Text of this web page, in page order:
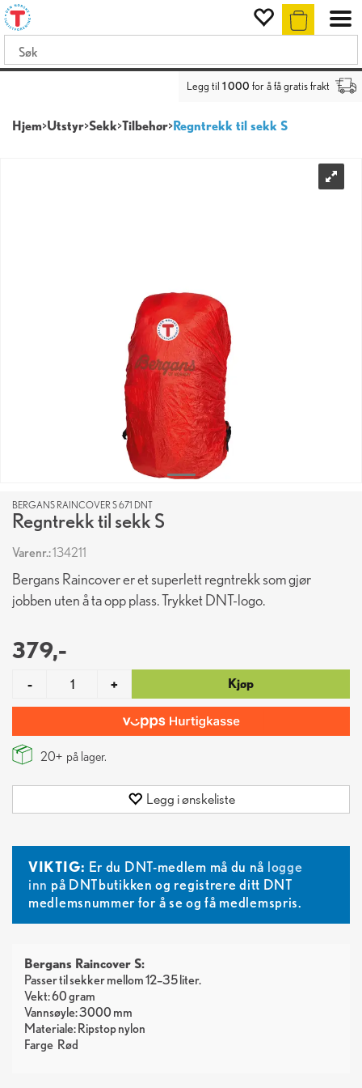
Legg til 1 000 for å få gratis frakt
Hjem>Utstyr>Sekk>Tilbehør>Regntrekk til sekk S
BERGANS RAINCOVER S 671 DNT
Regntrekk til sekk S
Varenr.:134211
Bergans Raincover er et superlett regntrekk som gjør
jobben uten å ta opp plass. Trykket DNT-logo.
379,-
- + Kjøp
20+ på lager.
Legg i ønskeliste
VIKTIG: Er du DNT-medlem må du nå logge
inn på DNTbutikken og registrere ditt DNT
medlemsnummer for å se og få medlemspris.
Bergans Raincover S:
Passer til sekker mellom 12–35 liter.
Vekt: 60 gram
Vannsøyle: 3000 mm
Materiale: Ripstop nylon
Farge Rød